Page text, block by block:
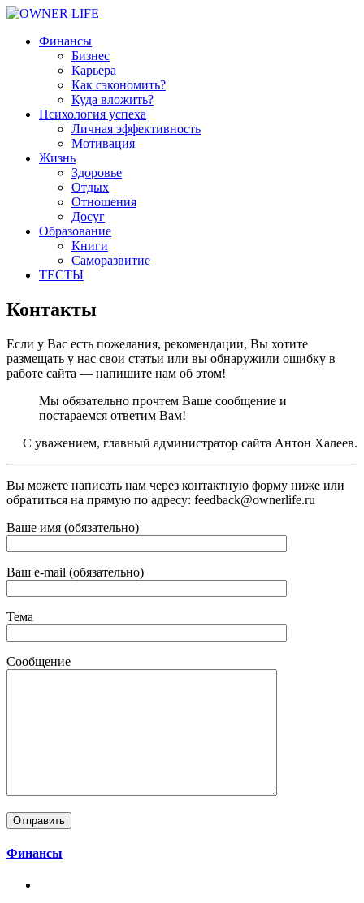
Финансы
Бизнес
Карьера
Как сэкономить?
Куда вложить?
Психология успеха
Личная эффективность
Мотивация
Жизнь
Здоровье
Отдых
Отношения
Досуг
Образование
Книги
Саморазвитие
ТЕСТЫ
Контакты
Если у Вас есть пожелания, рекомендации, Вы хотите
размещать у нас свои статьи или вы обнаружили ошибку в
работе сайта — напишите нам об этом!
Мы обязательно прочтем Ваше сообщение и
постараемся ответим Вам!
С уважением, главный администратор сайта Антон Халеев.
Вы можете написать нам через контактную форму ниже или
обратиться на прямую по адресу: feedback@ownerlife.ru
Ваше имя (обязательно)
Ваш e-mail (обязательно)
Тема
Сообщение
Финансы